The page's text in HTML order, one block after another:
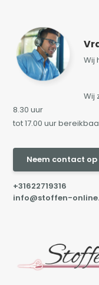
Wij
Wij
8.30 uur
tot 17.00 uur
Neem contact op
+31622719316
info@stoffen-